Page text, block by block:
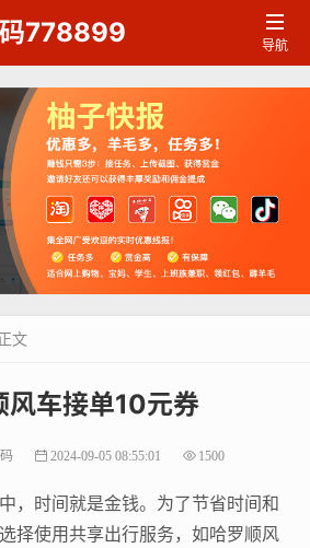
778899 
导航
文
风车接单10元券
2024-09-05 08:55:01 1500
，时间就是金钱。为了节省时间和
择使用共享出行服务，如哈罗顺风